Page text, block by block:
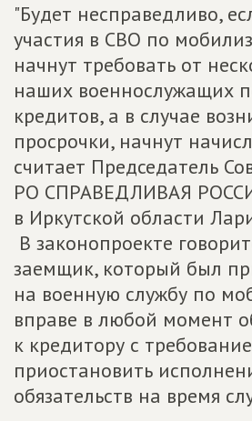
"Будет несправедливо,
участия в СВО по
начнут требовать от
наших военнослужащих
кредитов, а в случае
просрочки, начнут
считает Председатель
РО СПРАВЕДЛИВАЯ
в Иркутской области
В законопроекте
заемщик, который был
на военную службу по
вправе в любой момент
к кредитору с
приостановить
обязательств на время